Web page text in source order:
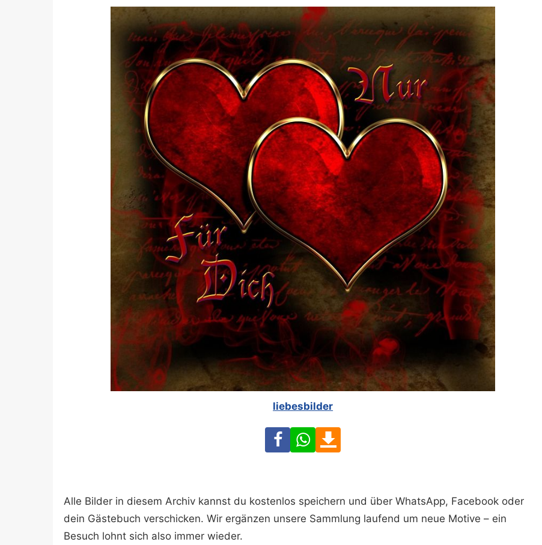
liebesbilder
FacebookWhatsApp
Alle Bilder in diesem Archiv kannst du kostenlos speichern und über WhatsApp, Facebook oder
dein Gästebuch verschicken. Wir ergänzen unsere Sammlung laufend um neue Motive – ein
Besuch lohnt sich also immer wieder.